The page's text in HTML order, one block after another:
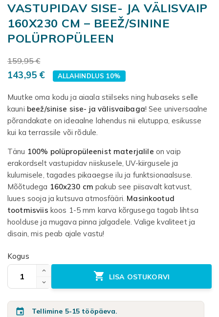
VASTUPIDAV SISE- JA VÄLISVAIP
160X230 CM – BEEŽ/SININE
POLÜPROPÜLEEN
159,95 €
143,95 € ALLAHINDLUS 10%
Muutke oma kodu ja aiaala stiilseks ning hubaseks selle
kauni beež/sinise sise- ja välisvaibaga! See universaalne
põrandakate on ideaalne lahendus nii elutuppa, esikusse
kui ka terrassile või rõdule.
Tänu 100% polüpropüleenist materjalile on vaip
erakordselt vastupidav niiskusele, UV-kiirgusele ja
kulumisele, tagades pikaaegse ilu ja funktsionaalsuse.
Mõõtudega 160x230 cm pakub see piisavalt katvust,
luues sooja ja kutsuva atmosfääri. Masinkootud
tootmisviis koos 1-5 mm karva kõrgusega tagab lihtsa
hoolduse ja mugava pinna jalgadele. Valige kvaliteet ja
disain, mis peab ajale vastu!
Kogus
 LISA OSTUKORVI
 Tellimine 5-15 tööpäeva.